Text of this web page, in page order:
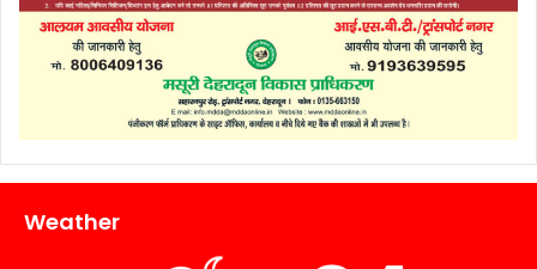
Weather